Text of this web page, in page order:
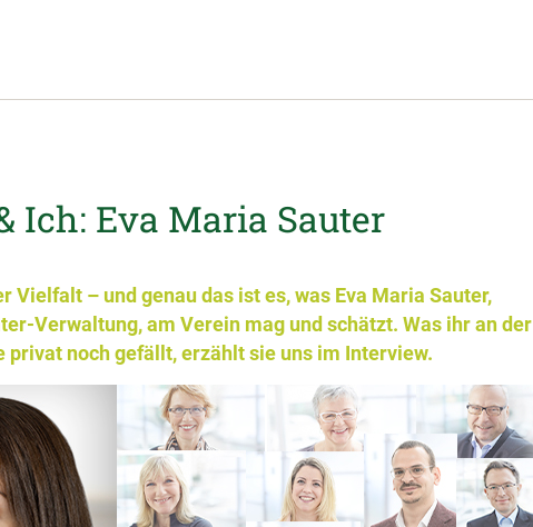
Ich: Eva Maria Sauter
Vielfalt – und genau das ist es, was Eva Maria Sauter,
Verwaltung, am Verein mag und schätzt. Was ihr an der
noch gefällt, erzählt sie uns im Interview.